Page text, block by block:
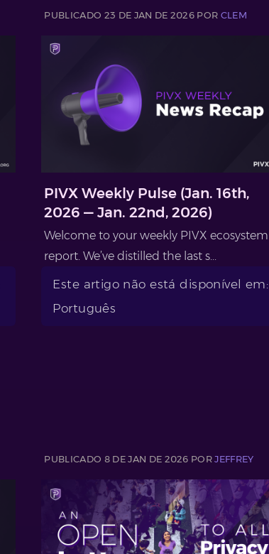
PUBLICADO 23 DE JAN DE 2026 POR CLEM
PIVX Weekly Pulse (Jan. 16th,
2026 — Jan. 22nd, 2026)
Welcome to your weekly PIVX ecosystem
report. We’ve distilled the last s...
Este artigo não está disponível em:
Português
PUBLICADO 8 DE JAN DE 2026 PORJEFFREY